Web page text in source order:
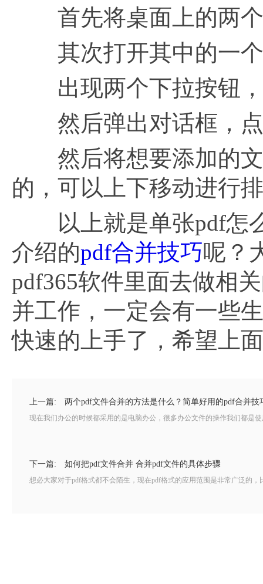
首先将桌面上的两个
其次打开其中的一个
出现两个下拉按钮，
然后弹出对话框，点
然后将想要添加的文
的，可以上下移动进行
以上就是单张pdf怎么
介绍的pdf合并技巧呢？
pdf365软件里面去做相
并工作，一定会有一些
快速的上手了，希望上
上一篇: 两个pdf文件合并的方法是什么？简单好用的pdf合并技
现在我们办公的时候都采用的是电脑办公，很多办公文件的操作我们都是
下一篇: 如何把pdf文件合并 合并pdf文件的具体步骤
想必大家对于pdf格式都不会陌生，现在pdf格式的应用范围是非常广泛的